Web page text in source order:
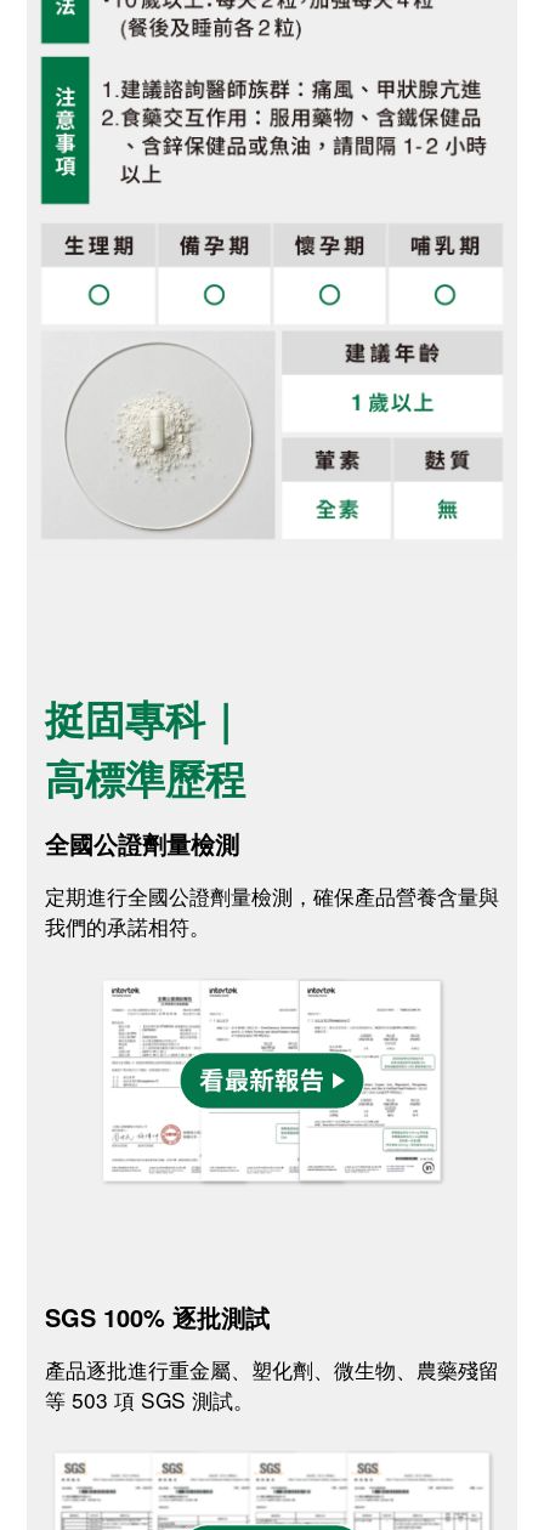
挺固專科｜
高標準歷程
全國公證劑量檢測
定期進行全國公證劑量檢測，確保產品營養含量與
我們的承諾相符。
SGS 100% 逐批測試
產品逐批進行重金屬、塑化劑、微生物、農藥殘留
等 503 項 SGS 測試。